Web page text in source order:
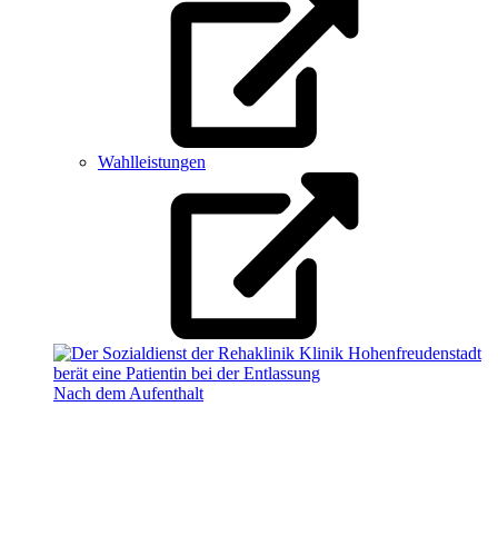
Wahlleistungen
Nach dem Aufenthalt